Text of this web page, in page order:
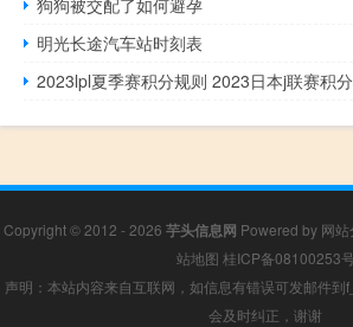
明光长途汽车站时刻表
2023lpl夏季赛积分规则 2023日本j联赛积
Copyright © 2012 - 2026 芋头信息网 Powered by 网
站地图 桂ICP备08100253号
声明：本站内容来自互联网，如信息有错误可发邮件
会及时纠正，谢谢